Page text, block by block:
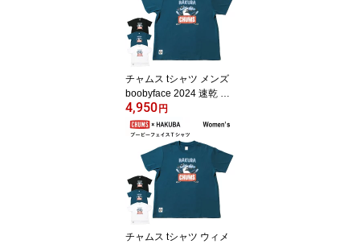
チャムス tシャツ メンズ
boobyface 2024 速乾 全
3色 M-XXL
4,950円
チャムス tシャツ ウィメ